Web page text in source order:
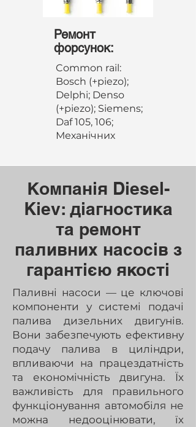
Ремонт
форсунок:
Common rail:
Bosch (+piezo);
Delphi; Denso
(+piezo); Siemens;
Daf 105, 106;
Механічних
Компанія Diesel-
Kiev: діагностика
та ремонт
паливних насосів з
гарантією якості
Паливні насоси — це ключові
компоненти у системі подачі
палива дизельних двигунів.
Вони забезпечують ефективну
подачу палива в циліндри,
впливаючи на працездатність
та економічність двигуна. Їх
важливість для правильного
функціонування автомобіля не
можна недооцінювати, їх